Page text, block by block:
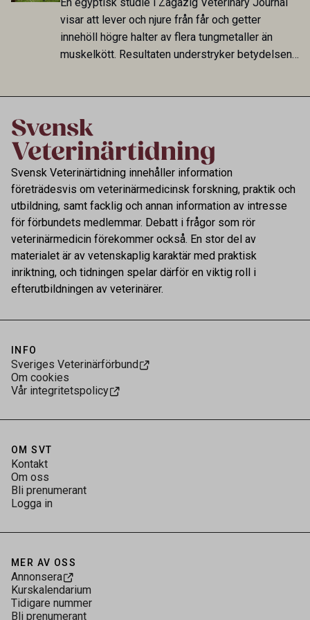
fungerar som reservoarer eller bidrar till
smittspridning.
En egyptisk studie i Zagazig Veterinary Journal
visar att lever och njure från får och getter
innehöll högre halter av flera tungmetaller än
muskelkött. Resultaten understryker betydelsen
Svensk Veterinärtidning innehåller information
företrädesvis om veterinärmedicinsk forskning, praktik och
utbildning, samt facklig och annan information av intresse
för förbundets medlemmar. Debatt i frågor som rör
veterinärmedicin förekommer också. En stor del av
materialet är av vetenskaplig karaktär med praktisk
inriktning, och tidningen spelar därför en viktig roll i
efterutbildningen av veterinärer.
INFO
Sveriges Veterinärförbund
Om cookies
Vår integritetspolicy
OM SVT
Kontakt
Om oss
Bli prenumerant
Logga in
MER AV OSS
Annonsera
Kurskalendarium
Tidigare nummer
Bli prenumerant